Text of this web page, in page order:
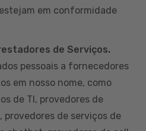
em conformidade
de Serviços.
pessoais a fornecedores
em nosso nome, como
de TI, provedores de
provedores de serviços de